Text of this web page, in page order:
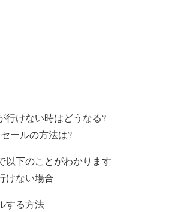
行けない時はどうなる?
ールの方法は?
以下のことがわかります
けない場合
する方法